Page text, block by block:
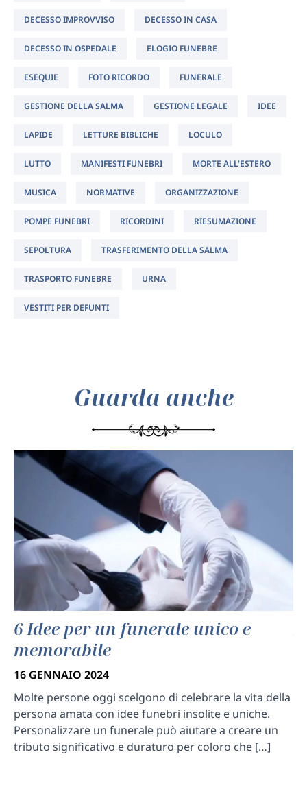
DECESSO IMPROVVISO DECESSO IN CASA
DECESSO IN OSPEDALE ELOGIO FUNEBRE
ESEQUIE FOTO RICORDO FUNERALE
GESTIONE DELLA SALMA GESTIONE LEGALE IDEE
LAPIDE LETTURE BIBLICHE LOCULO
LUTTO MANIFESTI FUNEBRI MORTE ALL'ESTERO
MUSICA NORMATIVE ORGANIZZAZIONE
POMPE FUNEBRI RICORDINI RIESUMAZIONE
SEPOLTURA TRASFERIMENTO DELLA SALMA
TRASPORTO FUNEBRE URNA
VESTITI PER DEFUNTI
Guarda anche
6 Idee per un funerale unico e
memorabile
16 GENNAIO 2024
Molte persone oggi scelgono di celebrare la vita della
persona amata con idee funebri insolite e uniche.
Personalizzare un funerale può aiutare a creare un
tributo significativo e duraturo per coloro che […]